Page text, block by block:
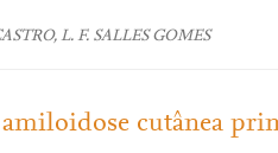
L. F. SALLES GOMES
amiloidose cutânea